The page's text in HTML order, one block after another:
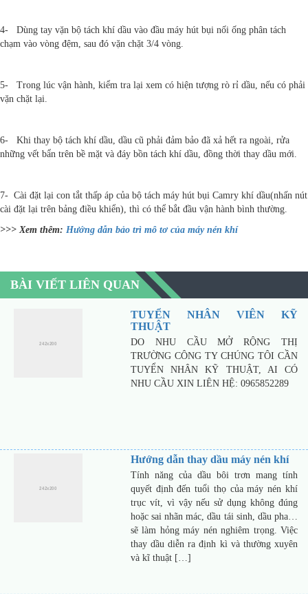
4- Dùng tay vặn bộ tách khí dầu vào đầu máy hút bụi nối ống phân tách
chạm vào vòng đệm, sau đó vặn chặt 3/4 vòng.
5- Trong lúc vận hành, kiểm tra lại xem có hiện tượng rò rỉ dầu, nếu có phải
vặn chặt lại.
6- Khi thay bộ tách khí dầu, dầu cũ phải đảm bảo đã xả hết ra ngoài, rửa
những vết bẩn trên bề mặt và đáy bồn tách khí dầu, đồng thời thay dầu mới.
7- Cài đặt lại con tắt thấp áp của bộ tách máy hút bụi Camry khí dầu(nhấn nút
cài đặt lại trên bảng điều khiển), thì có thể bắt đầu vận hành bình thường.
>>> Xem thêm: Hướng dẫn bảo trì mô tơ của máy nén khí
BÀI VIẾT LIÊN QUAN
TUYỂN NHÂN VIÊN KỸ
THUẬT
DO NHU CẦU MỞ RỘNG THỊ
TRƯỜNG CÔNG TY CHÚNG TÔI CẦN
TUYỂN NHÂN KỸ THUẬT, AI CÓ
NHU CẦU XIN LIÊN HỆ: 0965852289
Hướng dẫn thay dầu máy nén khí
Tính năng của dầu bôi trơn mang tính
quyết định đến tuổi thọ của máy nén khí
trục vít, vì vậy nếu sử dụng không đúng
hoặc sai nhãn mác, dầu tái sinh, dầu pha…
sẽ làm hỏng máy nén nghiêm trọng. Việc
thay dầu diễn ra định kì và thường xuyên
và kĩ thuật […]